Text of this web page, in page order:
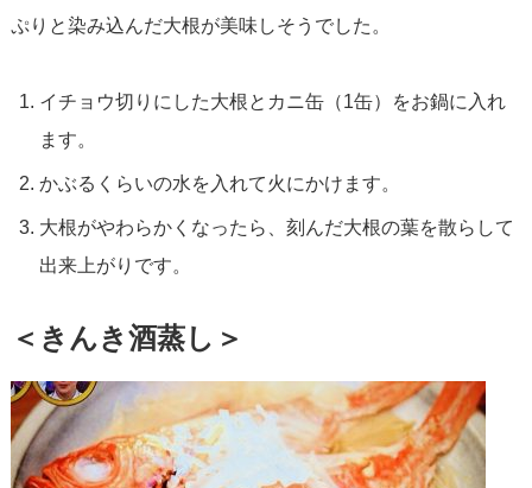
ぷりと染み込んだ大根が美味しそうでした。
イチョウ切りにした大根とカニ缶（1缶）をお鍋に入れ
ます。
かぶるくらいの水を入れて火にかけます。
大根がやわらかくなったら、刻んだ大根の葉を散らして
出来上がりです。
＜きんき酒蒸し＞